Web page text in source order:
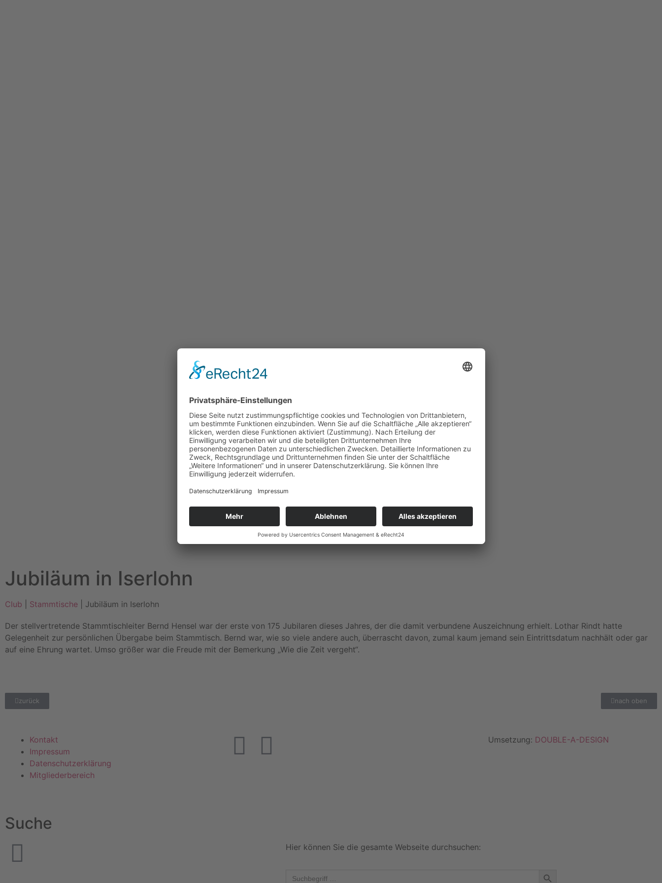
Jubiläum in Iserlohn
Club Stammtische | Jubiläum in Iserlohn
Der stellvertretende Stammtischleiter Bernd Hensel war der erste von 175 Jubilaren dieses Jahres, der die damit verbundene Auszeichnung erhielt. Lothar Rindt hatte
Gelegenheit zur persönlichen Übergabe beim Stammtisch. Bernd war, wie so viele andere auch, überrascht davon, zumal kaum jemand sein Eintrittsdatum nachhält oder gar
auf eine Ehrung wartet. Umso größer war die Freude mit der Bemerkung „Wie die Zeit vergeht“.
zurück nach oben
Kontakt
Impressum
Datenschutzerklärung
Mitgliederbereich
Umsetzung: DOUBLE-A-DESIGN
Suche
Hier können Sie die gesamte Webseite durchsuchen: